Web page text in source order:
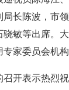
长陈波，市
骁敏等出席。
专家委员会机
召开表示热烈